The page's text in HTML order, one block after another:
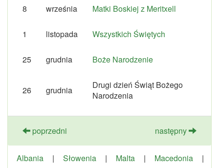
8 września Matki Boskiej z Meritxell
1 listopada Wszystkich Świętych
25 grudnia Boże Narodzenie
26 grudnia
Drugi dzień Świąt Bożego
Narodzenia
poprzedni następny
Albania | Słowenia | Malta | Macedonia
|